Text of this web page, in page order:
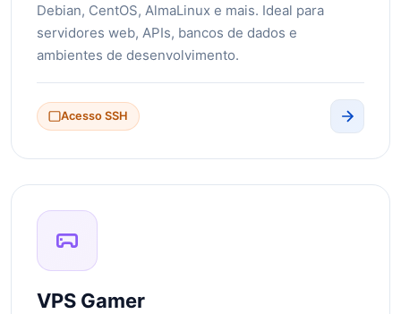
Debian, CentOS, AlmaLinux e mais. Ideal para
servidores web, APIs, bancos de dados e
ambientes de desenvolvimento.
Acesso SSH
VPS Gamer